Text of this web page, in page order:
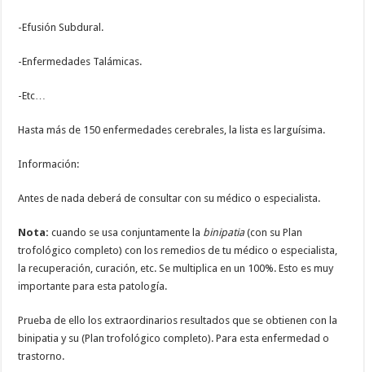
-Efusión Subdural.
-Enfermedades Talámicas.
-Etc…
Hasta más de 150 enfermedades cerebrales, la lista es larguísima.
Información:
Antes de nada deberá de consultar con su médico o especialista.
Nota:cuando se usa conjuntamente la binipatia(con su Plan
trofológico completo) con los remedios de tu médico o especialista,
la recuperación, curación, etc. Se multiplica en un 100%. Esto es muy
importante para esta patología.
Prueba de ello los extraordinarios resultados que se obtienen con la
binipatia y su (Plan trofológico completo). Para esta enfermedad o
trastorno.